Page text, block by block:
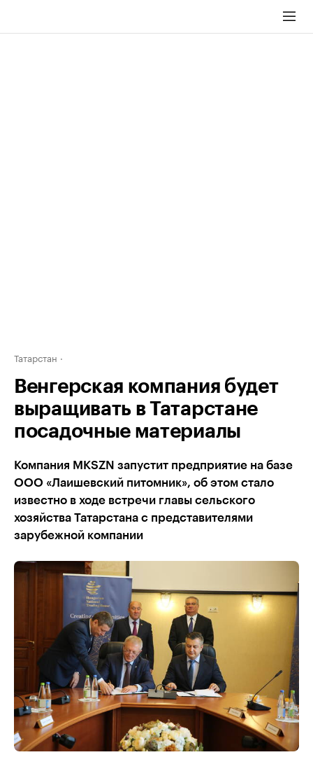
Татарстан
Венгерская компания будет
выращивать в Татарстане
посадочные материалы
Компания MKSZN запустит предприятие на базе
ООО «Лаишевский питомник», об этом стало
известно в ходе встречи главы сельского
хозяйства Татарстана с представителями
зарубежной компании